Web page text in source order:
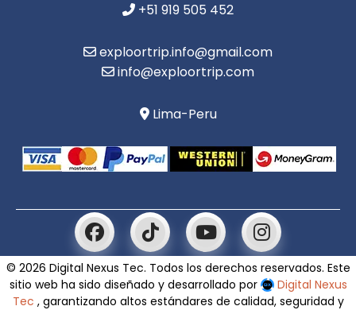
+51 919 505 452
exploortrip.info@gmail.com
info@exploortrip.com
Lima-Peru
© 2026 Digital Nexus Tec. Todos los derechos reservados. Este
sitio web ha sido diseñado y desarrollado por
Digital Nexus
Tec , garantizando altos estándares de calidad, seguridad y